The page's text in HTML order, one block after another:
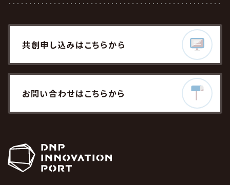
02.26
共創申し込みはこちらから
お問い合わせはこちらから